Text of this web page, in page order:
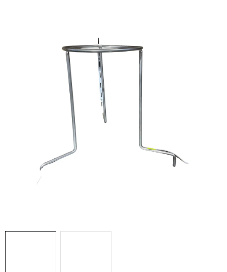
MÉZ AJÁNDÉKCSOMAGOK
VIASZ TERMÉKEK
A MÉHÉSZETI TERMÉKEK KIEGÉSZÍTŐI
MÉHÉSZETI SZOLGÁLTATÁSOK